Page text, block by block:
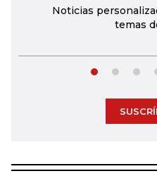
Noticias
temas